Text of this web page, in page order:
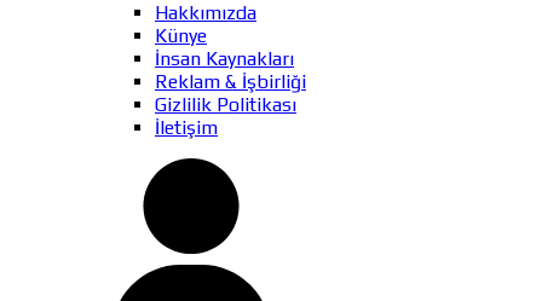
Hakkımızda
Künye
İnsan Kaynakları
Reklam & İşbirliği
Gizlilik Politikası
İletişim